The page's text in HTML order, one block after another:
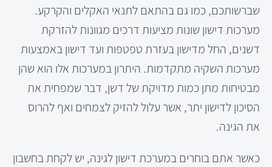
שברשותכם, כמו גם בהתאם לתנאי האקלים והקרקע.
מערכות דישון שונות מציעות דרכים מגוונות להזרקת
דשנים, החל מדישון בעזרת טפטפות ועד דישון באמצעות
מערכות השקיה מתקדמות. היתרון במערכות אלו הוא שהן
מבטיחות מתן כמות מדויקת של דשן, דבר שמפחית את
הסיכון לדישון יתר, אשר עלול להזיק לצמחים ואף להרוס
את הגינה.
כאשר אתם בוחרים במערכת דישון לגינה, יש לקחת בחשבון